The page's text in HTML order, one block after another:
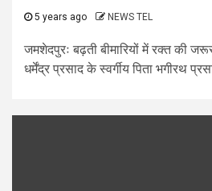
5 years ago NEWS TEL
जमशेदपुरः बढ़ती बीमारियों में रक्त की
धर्मेंद्र प्रसाद के स्वर्गीय पिता भगीरथ